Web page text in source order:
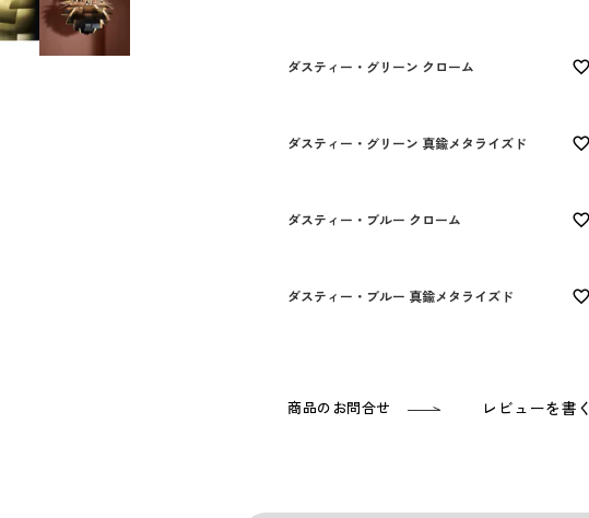
ダスティー・グリーン クローム
ダスティー・グリーン 真鍮メタライズド
ダスティー・ブルー クローム
ダスティー・ブルー 真鍮メタライズド
商品のお問合せ レビューを書く